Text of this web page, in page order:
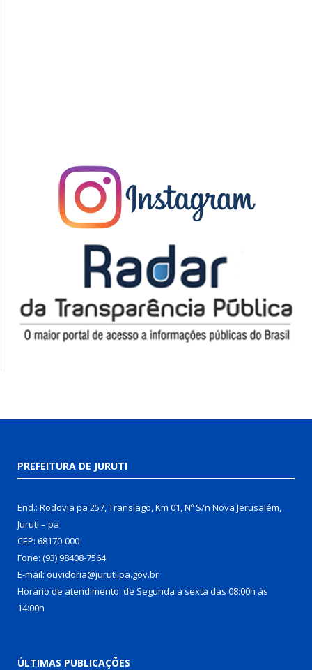
PREFEITURA DE JURUTI
End.: Rodovia pa 257, Translago, Km 01, Nº S/n Nova Jerusalém,
Juruti – pa
CEP: 68170-000
Fone: (93) 98408-7564
E-mail: ouvidoria@juruti.pa.gov.br
Horário de atendimento: de Segunda a sexta das 08:00h às
14:00h
ÚLTIMAS PUBLICAÇÕES